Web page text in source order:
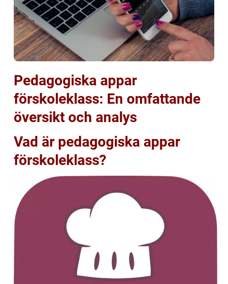
Pedagogiska appar
förskoleklass: En omfattande
översikt och analys
Vad är pedagogiska appar
förskoleklass?